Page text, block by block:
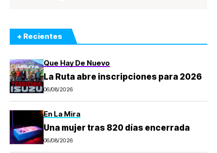
+ Recientes
Que Hay De Nuevo
La Ruta abre inscripciones para 2026
06/08/2026
En La Mira
Una mujer tras 820 días encerrada
06/08/2026